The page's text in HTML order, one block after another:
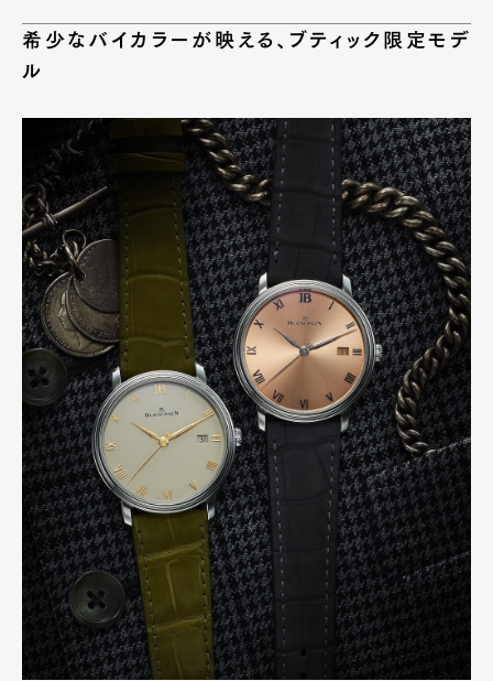
希少なバイカラーが映える、ブティック限定モデ
ル